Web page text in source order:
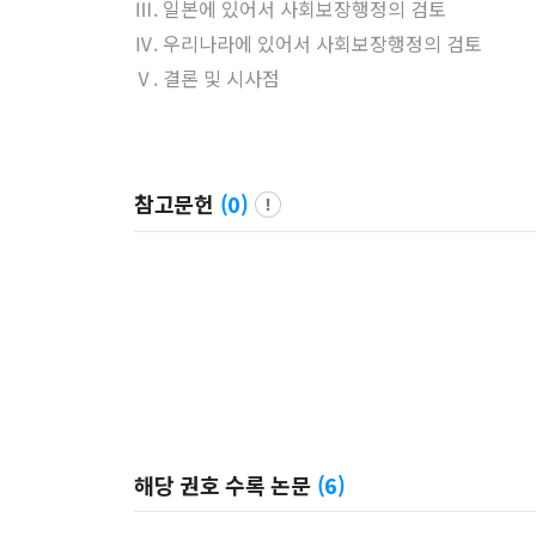
Ⅲ. 일본에 있어서 사회보장행정의 검토
Ⅳ. 우리나라에 있어서 사회보장행정의 검토
Ⅴ. 결론 및 시사점
참고문헌 (0)
해당 권호 수록 논문 (6)